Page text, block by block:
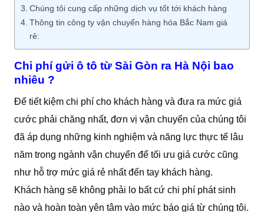
Chúng tôi cung cấp những dịch vụ tốt tới khách hàng
Thông tin công ty vận chuyển hàng hóa Bắc Nam giá
rẻ:
Chi phí gửi ô tô từ Sài Gòn ra Hà Nội bao
nhiêu ?
Để tiết kiệm chi phí cho khách hàng và đưa ra mức giá
cước phải chăng nhất, đơn vị vận chuyển của chúng tôi
đã áp dụng những kinh nghiệm và năng lực thực tế lâu
năm trong ngành vận chuyển để tối ưu giá cước cũng
như hỗ trợ mức giá rẻ nhất đến tay khách hàng.
Khách hàng sẽ không phải lo bất cứ chi phí phát sinh
nào và hoàn toàn yên tâm vào mức báo giá từ chúng tôi.